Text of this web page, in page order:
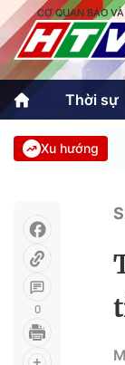
CƠ QUAN BÁO
Thời sự
Thời sự
An Sinh
Xu hướng
0